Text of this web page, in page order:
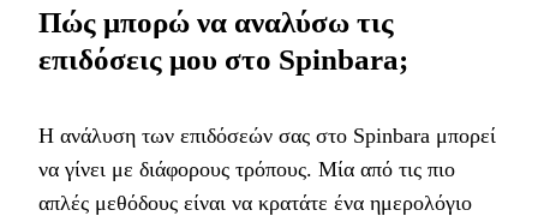
Πώς μπορώ να αναλύσω τις
επιδόσεις μου στο Spinbara;
Η ανάλυση των επιδόσεών σας στο Spinbara μπορεί
να γίνει με διάφορους τρόπους. Μία από τις πιο
απλές μεθόδους είναι να κρατάτε ένα ημερολόγιο